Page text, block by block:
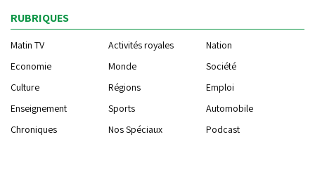
RUBRIQUES
Matin TV Activités royales
Nation
Economie
Monde
Société
Culture
Régions
Emploi
Enseignement
Sports
Automobile
Chroniques
Nos Spéciaux Podcast